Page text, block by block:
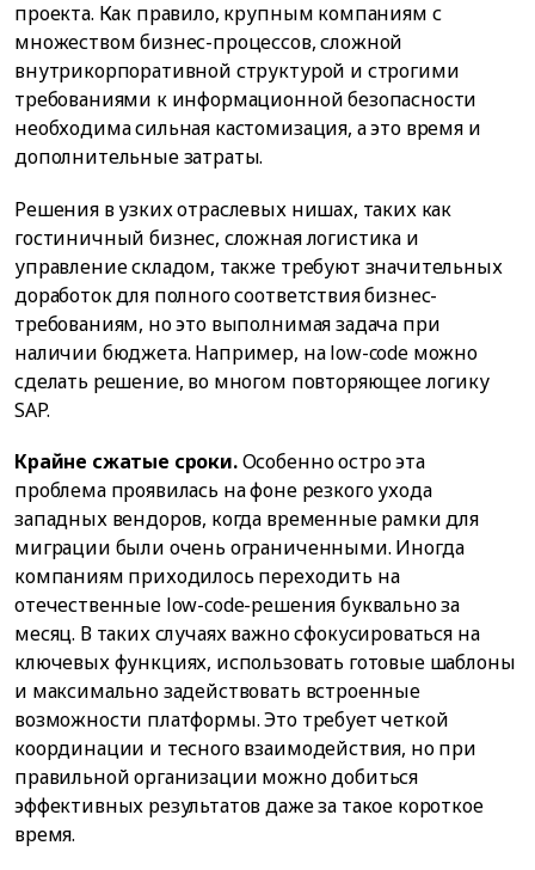
проекта. Как правило, крупным компаниям с
множеством бизнес-процессов, сложной
внутрикорпоративной структурой и строгими
требованиями к информационной безопасности
необходима сильная кастомизация, а это время и
дополнительные затраты.
Решения в узких отраслевых нишах, таких как
гостиничный бизнес, сложная логистика и
управление складом, также требуют значительных
доработок для полного соответствия бизнес-
требованиям, но это выполнимая задача при
наличии бюджета. Например, на low-code можно
сделать решение, во многом повторяющее логику
SAP.
Крайне сжатые сроки.Особенно остро эта
проблема проявилась на фоне резкого ухода
западных вендоров, когда временные рамки для
миграции были очень ограниченными. Иногда
компаниям приходилось переходить на
отечественные low-code-решения буквально за
месяц. В таких случаях важно сфокусироваться на
ключевых функциях, использовать готовые шаблоны
и максимально задействовать встроенные
возможности платформы. Это требует четкой
координации и тесного взаимодействия, но при
правильной организации можно добиться
эффективных результатов даже за такое короткое
время.